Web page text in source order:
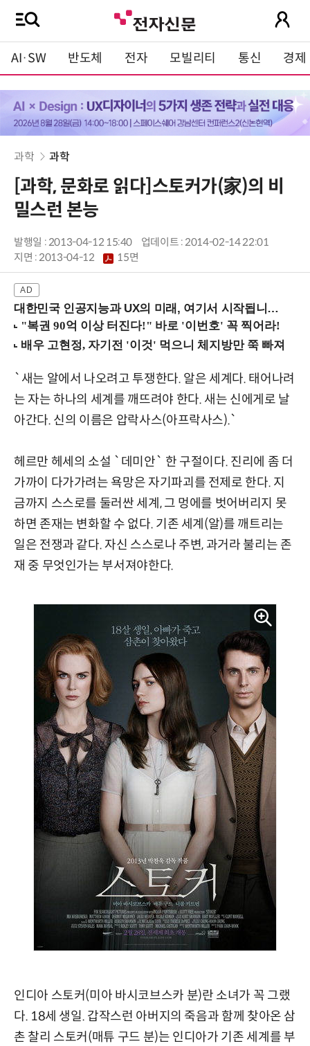
AI·SW 반도체 전자 모빌리티 통신 경제
과학 과학
[과학, 문화로 읽다]스토커가(家)의 비
밀스런 본능
발행일 : 2013-04-12 15:40
업데이트 : 2014-02-14 22:01
지면 :2013-04-12 15면
대한민국 인공지능과 UX의 미래, 여기서 시작됩니다! (9/2 강남역)
`새는 알에서 나오려고 투쟁한다. 알은 세계다. 태어나려
는 자는 하나의 세계를 깨뜨려야 한다. 새는 신에게로 날
아간다. 신의 이름은 압락사스(아프락사스).`
헤르만 헤세의 소설 `데미안` 한 구절이다. 진리에 좀 더
가까이 다가가려는 욕망은 자기파괴를 전제로 한다. 지
금까지 스스로를 둘러싼 세계, 그 멍에를 벗어버리지 못
하면 존재는 변화할 수 없다. 기존 세계(알)를 깨트리는
일은 전쟁과 같다. 자신 스스로나 주변, 과거라 불리는 존
재 중 무엇인가는 부서져야한다.
인디아 스토커(미아 바시코브스카 분)란 소녀가 꼭 그랬
다. 18세 생일. 갑작스런 아버지의 죽음과 함께 찾아온 삼
촌 찰리 스토커(매튜 구드 분)는 인디아가 기존 세계를 부